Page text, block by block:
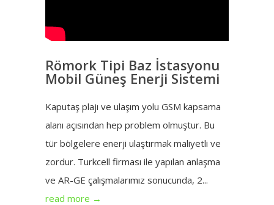
Römork Tipi Baz İstasyonu
Mobil Güneş Enerji Sistemi
Kaputaş plajı ve ulaşım yolu GSM kapsama
alanı açısından hep problem olmuştur. Bu
tür bölgelere enerji ulaştırmak maliyetli ve
zordur. Turkcell firması ile yapılan anlaşma
ve AR-GE çalışmalarımız sonucunda, 2...
read more →